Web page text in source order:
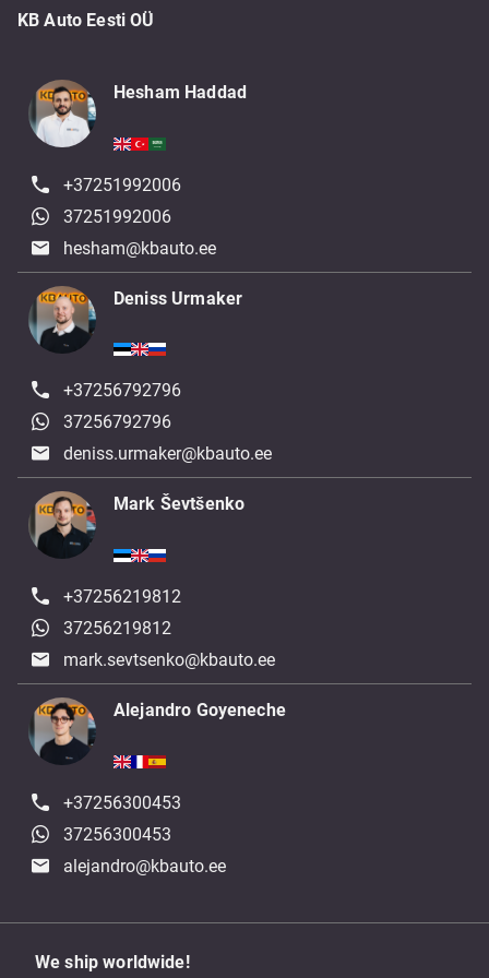
KB Auto Eesti OÜ
Hesham Haddad
+37251992006
37251992006
hesham@kbauto.ee
Deniss Urmaker
+37256792796
37256792796
deniss.urmaker@kbauto.ee
Mark Ševtšenko
+37256219812
37256219812
mark.sevtsenko@kbauto.ee
Alejandro Goyeneche
+37256300453
37256300453
alejandro@kbauto.ee
We ship worldwide!